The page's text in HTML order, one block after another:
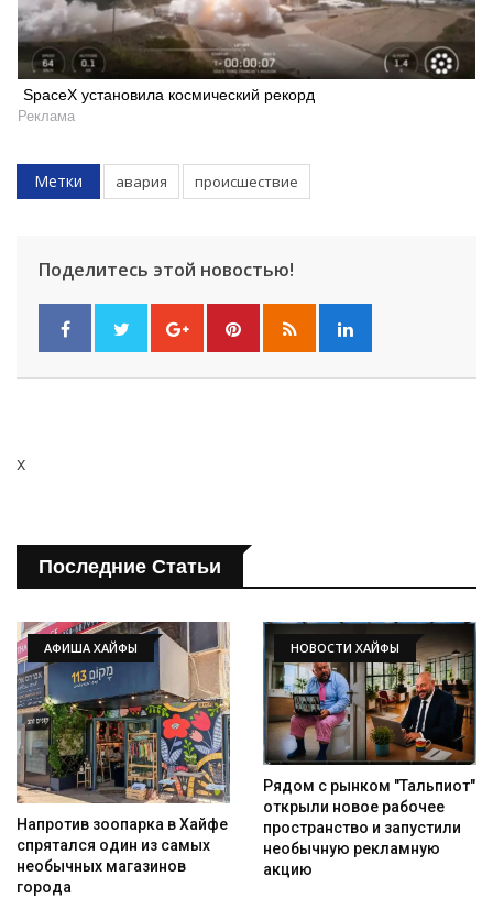
SpaceX установила космический рекорд
Реклама
Метки авария происшествие
Поделитесь этой новостью!
x
Последние Статьи
АФИША ХАЙФЫ
Напротив зоопарка в Хайфе
спрятался один из самых
необычных магазинов
города
НОВОСТИ ХАЙФЫ
Рядом с рынком "Тальпиот"
открыли новое рабочее
пространство и запустили
необычную рекламную
акцию